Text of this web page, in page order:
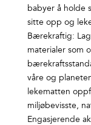
babyer å holde
sitte opp og
Bærekraftig:
materialer som
våre og
lekematten
miljøbevisste,
Engasjerende